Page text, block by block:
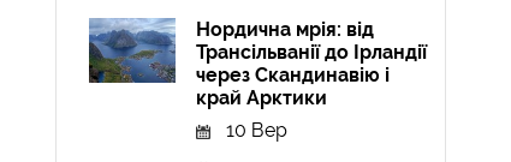
Нордична мрія: від
Трансільванії до Ірландії
через Скандинавію і
край Арктики
10 Вер